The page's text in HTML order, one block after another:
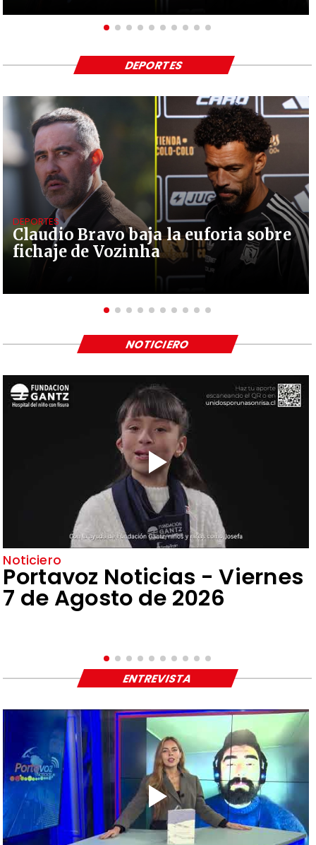
Claudio Bravo baja la euforia sobre
fichaje de Vozinha
DEPORTES
DEPORTES
Noticiero
Portavoz Noticias - Viernes
7 de Agosto de 2026
NOTICIERO
ENTREVISTA